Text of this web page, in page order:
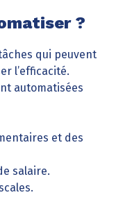
?
qui peuvent
l’efficacité.
automatisées
et des
salaire.